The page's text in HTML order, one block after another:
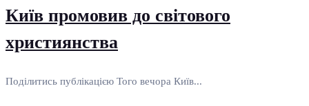
Київ промовив до світового
християнства
Поділитись публікацією Того вечора Київ...